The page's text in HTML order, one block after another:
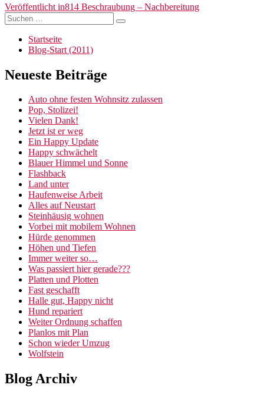
Beitragsnavigation
Veröffentlicht in814 Beschraubung – Nachbereitung
Suchen
nach:
Suchen
Startseite
Blog-Start (2011)
Neueste Beiträge
Auto ohne festen Wohnsitz zulassen
Pop, Stolizei!
Vielen Dank!
Jetzt ist er weg
Ein Happy Update
Happy schwächelt
Blauer Himmel und Sonne
Flashback
Land unter
Haufenweise Arbeit
Alles auf Neustart
Steinhäusig wohnen
Vorbei mit mobilem Wohnen
Hürde genommen
Höhen und Tiefen
Immer weiter so…
Was passiert hier gerade???
Platten und Plotten
Fast geschafft
Halle gut, Happy nicht
Hund repariert
Weiter Ordnung schaffen
Planlos mit Plan
Schon wieder Umzug
Wolfstein
Blog Archiv